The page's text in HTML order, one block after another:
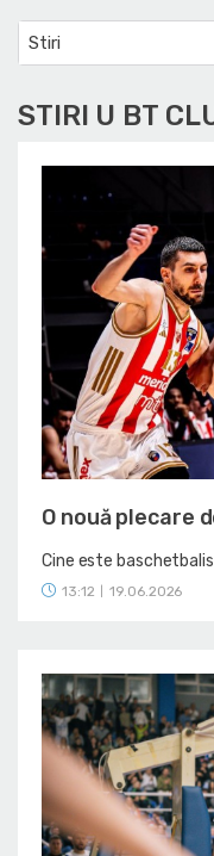
Stiri
STIRI U BT
O nouă plecare
Cine este
13:12 19.06.2026